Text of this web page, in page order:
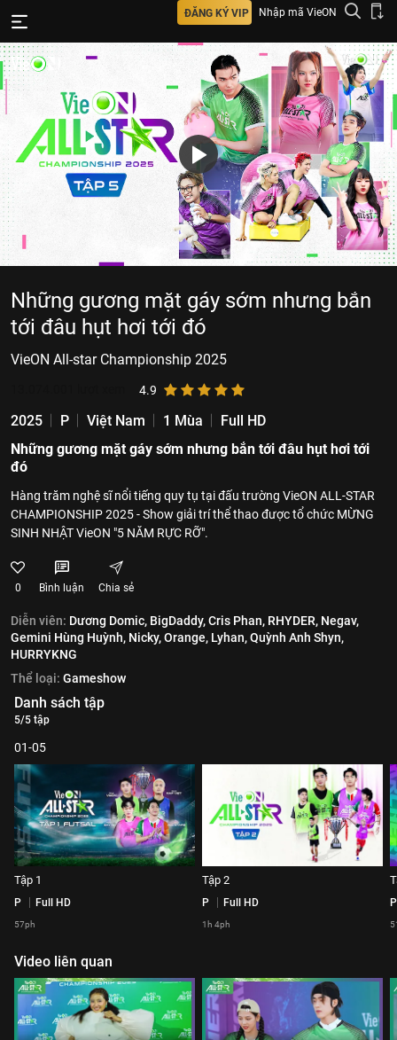
ĐĂNG KÝ VIP Nhập mã VieON
Những gương mặt gáy sớm nhưng bắn
tới đâu hụt hơi tới đó
VieON All-star Championship 2025
4.9
2025 P Việt Nam 1 Mùa
Full HD
Những gương mặt gáy sớm nhưng bắn tới đâu hụt hơi tới
đó
Hàng trăm nghệ sĩ nổi tiếng quy tụ tại đấu trường VieON ALL-STAR
CHAMPIONSHIP 2025 - Show giải trí thể thao được tổ chức MỪNG
SINH NHẬT VieON "5 NĂM RỰC RỠ".
0 Bình luận Chia sẻ
Diễn viên: Dương Domic, BigDaddy,Cris Phan, RHYDER, Negav,
Gemini Hùng Huỳnh, Nicky,Orange, Lyhan,Quỳnh Anh Shyn,
HURRYKNG
Thể loại: Gameshow
Danh sách tập
5/5 tập
01-05
Tập 1
P Full HD
57ph
Tập 2
P Full HD
1h 4ph
P
Video liên quan